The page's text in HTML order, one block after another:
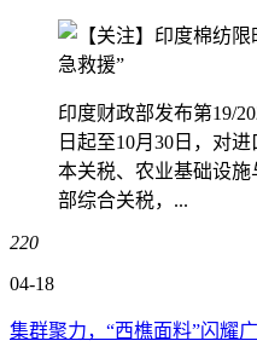
印度财政部发布第19/
日起至10月30日，对
本关税、农业基础设
部综合关税，...
220
04-18
集群聚力，“西樵面料”闪耀